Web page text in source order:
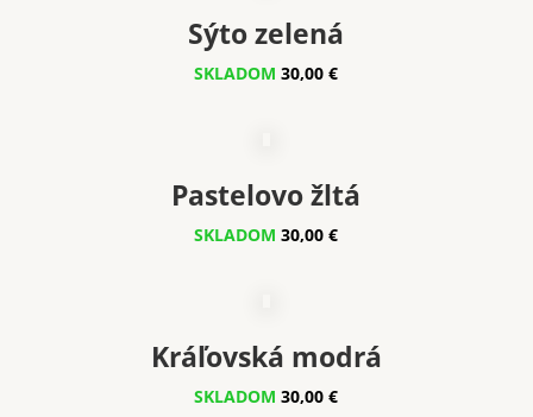
Sýto zelená
SKLADOM30,00 €
Pastelovo žltá
SKLADOM30,00 €
Kráľovská modrá
SKLADOM30,00 €